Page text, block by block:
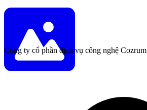
Công ty cổ phần dịch vụ công nghệ Cozrum